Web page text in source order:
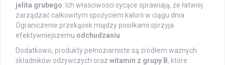
jelita grubego . Ich właściwości sycące sprawiają, że łatwiej
zarządzać całkowitym spożyciem kalorii w ciągu dnia.
Ograniczenie przekąsek między posiłkami sprzyja
efektywniejszemu odchudzaniu
Dodatkowo, produkty pełnoziarniste są źródłem ważnych
składników odżywczych oraz witamin z grupy B, które